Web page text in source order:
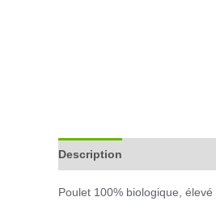
Description
Poulet 100% biologique,